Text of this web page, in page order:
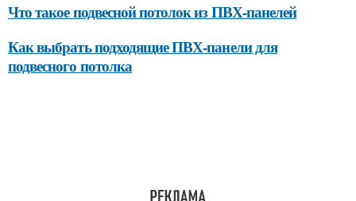
Что такое подвесной потолок из ПВХ-панелей
Как выбрать подходящие ПВХ-панели для
подвесного потолка